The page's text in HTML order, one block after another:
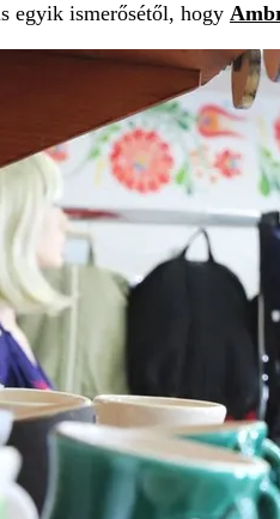
egyik ismerősétől, hogy